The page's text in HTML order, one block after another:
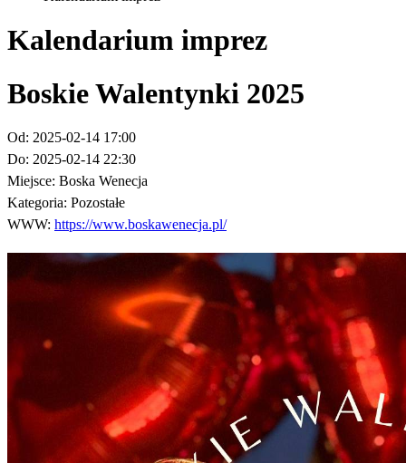
Kalendarium imprez
Boskie Walentynki 2025
Od: 2025-02-14 17:00
Do: 2025-02-14 22:30
Miejsce: Boska Wenecja
Kategoria: Pozostałe
WWW: https://www.boskawenecja.pl/